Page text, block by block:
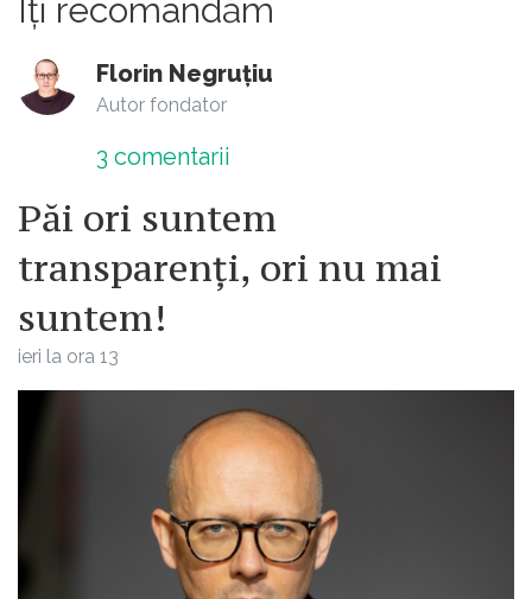
Îți recomandăm
Florin Negruțiu
Autor fondator
3 comentarii
Păi ori suntem
transparenți, ori nu mai
suntem!
ieri la ora 13